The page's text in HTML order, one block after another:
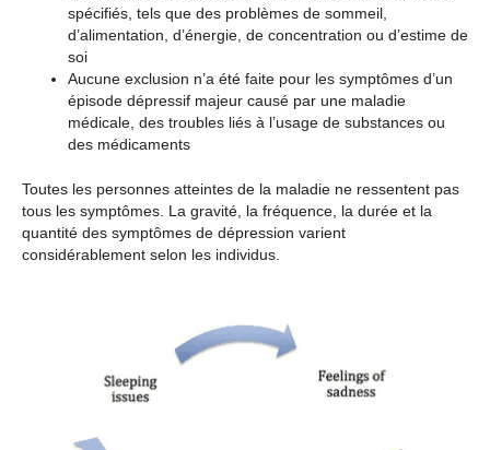
spécifiés, tels que des problèmes de sommeil,
d’alimentation, d’énergie, de concentration ou d’estime de
soi
Aucune exclusion n’a été faite pour les symptômes d’un
épisode dépressif majeur causé par une maladie
médicale, des troubles liés à l’usage de substances ou
des médicaments
Toutes les personnes atteintes de la maladie ne ressentent pas
tous les symptômes. La gravité, la fréquence, la durée et la
quantité des symptômes de dépression varient
considérablement selon les individus.